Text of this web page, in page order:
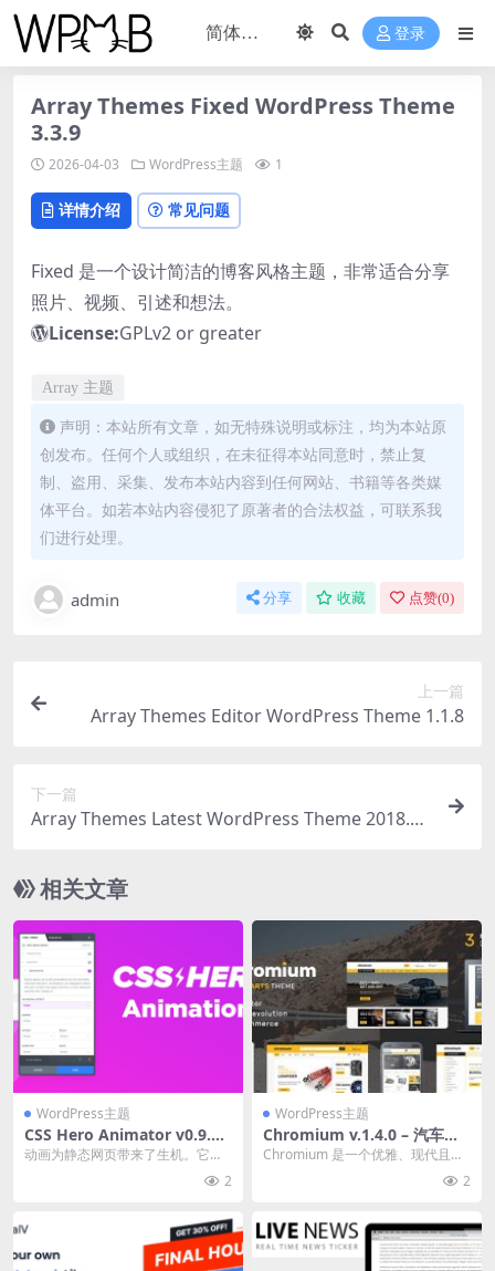
登录
Array Themes Fixed WordPress Theme
3.3.9
2026-04-03 WordPress主题 1
详情介绍 常见问题
Fixed 是一个设计简洁的博客风格主题，非常适合分享
照片、视频、引述和想法。
License:GPLv2 or greater
Array 主题
声明：本站所有文章，如无特殊说明或标注，均为本站原
创发布。任何个人或组织，在未征得本站同意时，禁止复
制、盗用、采集、发布本站内容到任何网站、书籍等各类媒
体平台。如若本站内容侵犯了原著者的合法权益，可联系我
们进行处理。
admin 分享 收藏 点赞(0)
上一篇
Array Themes Editor WordPress Theme 1.1.8
下一篇
Array Themes Latest WordPress Theme 2018.0
相关文章
WordPress主题
CSS Hero Animator v0.9.2
插件下载
动画为静态网页带来了生机。它们
2
WordPress主题
Chromium v.1.4.0 – 汽车零
件配件商店WordPress Woo
Chromium 是一个优雅、现代且功
2